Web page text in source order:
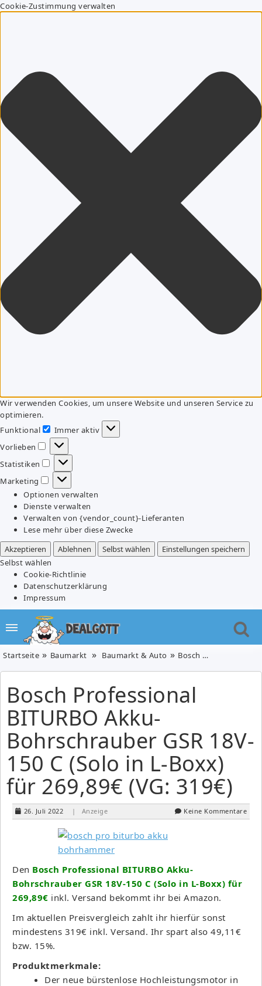
Cookie-Zustimmung verwalten
Wir verwenden Cookies, um unsere Website und unseren Service zu
optimieren.
Funktional
Funktional
Immer aktiv
Vorlieben
Vorlieben
Statistiken
Statistiken
Marketing
Marketing
Optionen verwalten
Dienste verwalten
Verwalten von {vendor_count}-Lieferanten
Lese mehr über diese Zwecke
Akzeptieren
Ablehnen Selbst wählen
Einstellungen speichern
Selbst wählen
Cookie-Richtlinie
Datenschutzerklärung
Impressum
Startseite Baumarkt Baumarkt & Auto Bosch Professional BITURBO Akku-Bohrschrauber GSR 18V-150 C (Solo in L-Boxx) für 269,89€ (VG: 319€)
Bosch Professional
BITURBO Akku-
Bohrschrauber GSR 18V-
150 C (Solo in L-Boxx)
für 269,89€ (VG: 319€)
26. Juli 2022 | Anzeige Keine Kommentare
Den Bosch Professional BITURBO Akku-
Bohrschrauber GSR 18V-150 C (Solo in L-Boxx) für
269,89€ inkl. Versand bekommt ihr bei Amazon.
Im aktuellen Preisvergleich zahlt ihr hierfür sonst
mindestens 319€ inkl. Versand. Ihr spart also 49,11€
bzw. 15%.
Produktmerkmale:
Der neue bürstenlose Hochleistungsmotor in